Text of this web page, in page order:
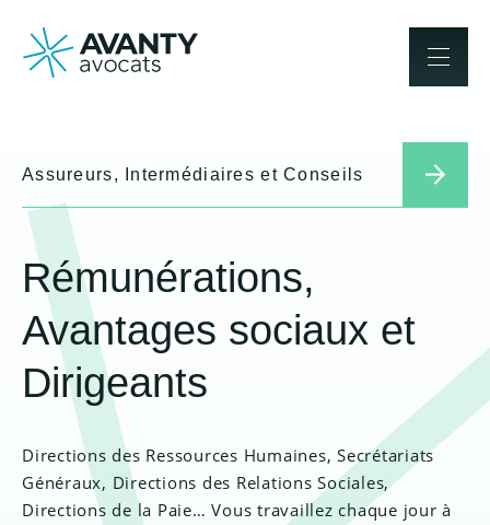
Rémunérations,
Avantages sociaux et
Dirigeants
Assureurs, Intermédiaires et Conseils
Directions des Ressources Humaines, Secrétariats
Généraux, Directions des Relations Sociales,
Directions de la Paie… Vous travaillez chaque jour à